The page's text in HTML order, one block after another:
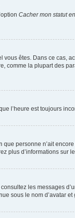
Cacher mon statut
vous êtes. Dans ce cas,
la plupart des
l’heure est toujours
personne n’ait
plus d’informations sur
les messages
sous le nom d’avatar